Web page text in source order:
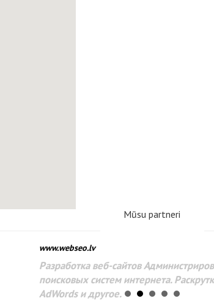
Mūsu partneri
www.webseo.lv
Разработка веб-сайтов
поисковых систем интернета.
AdWords и другое.